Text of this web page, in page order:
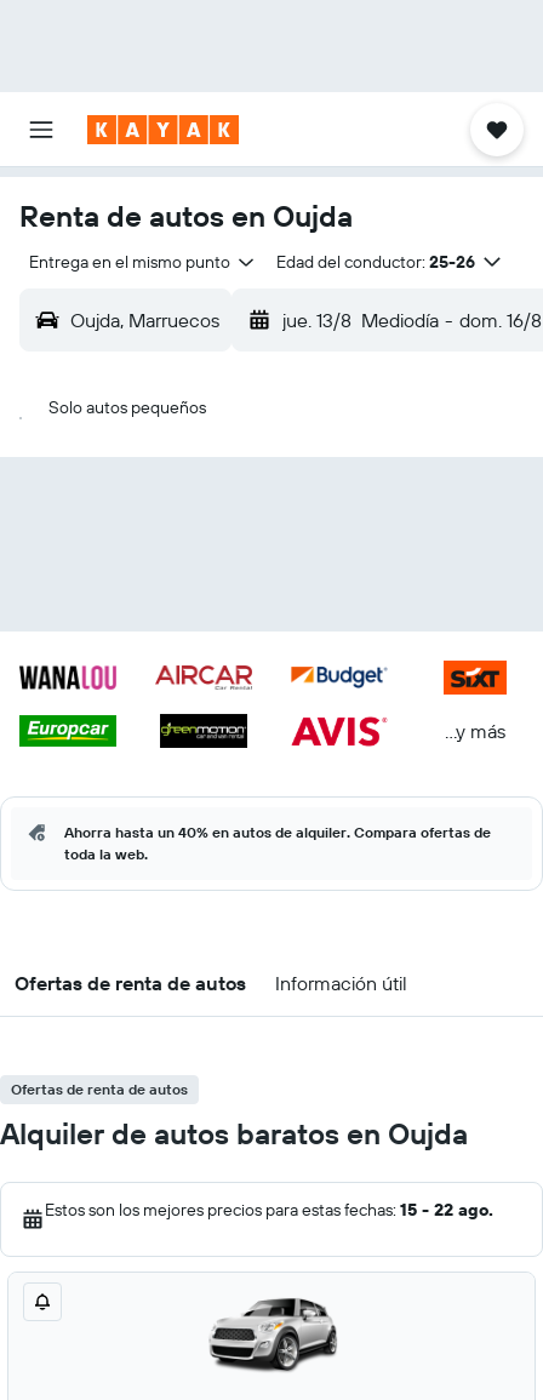
Renta de autos en Oujda
Entrega en el mismo punto Edad del conductor: 25-26
Oujda, Marruecos jue. 13/8 Mediodía - dom. 16/8
Solo autos pequeños
...y más
Ahorra hasta un 40% en autos de alquiler. Compara ofertas de
toda la web.
Ofertas de renta de autos Información útil
Ofertas de renta de autos
Alquiler de autos baratos en Oujda
Estos son los mejores precios para estas fechas: 15 - 22 ago.